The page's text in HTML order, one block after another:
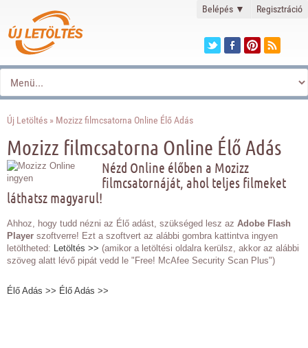
Belépés ▼ Regisztráció
Új Letöltés » Mozizz filmcsatorna Online Élő Adás
Mozizz filmcsatorna Online Élő Adás
Nézd Online élőben a Mozizz
filmcsatornáját, ahol teljes filmeket
láthatsz magyarul!
Ahhoz, hogy tudd nézni az Élő adást, szükséged lesz az Adobe Flash
Player szoftverre! Ezt a szoftvert az alábbi gombra kattintva ingyen
letöltheted: Letöltés >> (amikor a letöltési oldalra kerülsz, akkor az alábbi
szöveg alatt lévő pipát vedd le "Free! McAfee Security Scan Plus")
Élő Adás >> Élő Adás >>